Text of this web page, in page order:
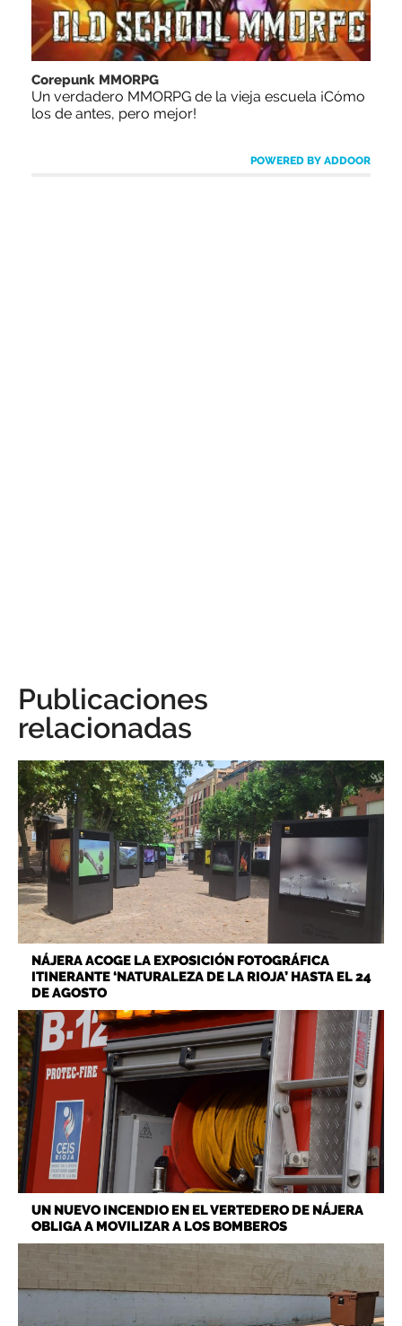
Corepunk MMORPG
Un verdadero MMORPG de la vieja escuela ¡Cómo
los de antes, pero mejor!
POWERED BY ADDOOR
Publicaciones
relacionadas
NÁJERA ACOGE LA EXPOSICIÓN FOTOGRÁFICA
ITINERANTE ‘NATURALEZA DE LA RIOJA’ HASTA EL 24
DE AGOSTO
UN NUEVO INCENDIO EN EL VERTEDERO DE NÁJERA
OBLIGA A MOVILIZAR A LOS BOMBEROS